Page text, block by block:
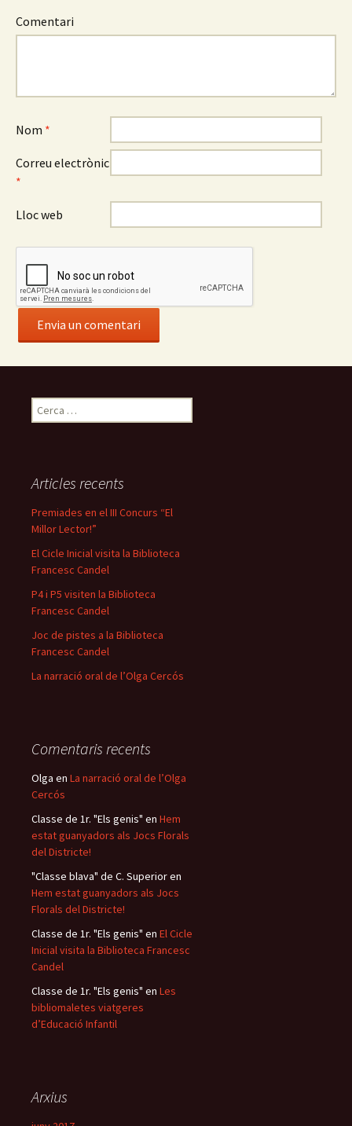
Comentari
Nom *
Correu electrònic
*
Lloc web
e
:Articles recents
Premiades en el III Concurs “El
Millor Lector!”
El Cicle Inicial visita la Biblioteca
Francesc Candel
P4 i P5 visiten la Biblioteca
Francesc Candel
Joc de pistes a la Biblioteca
Francesc Candel
La narració oral de l’Olga Cercós
Comentaris recents
Olga en La narració oral de l’Olga
Cercós
Classe de 1r. "Els genis" en Hem
estat guanyadors als Jocs Florals
del Districte!
"Classe blava" de C. Superioren
Hem estat guanyadors als Jocs
Florals del Districte!
Classe de 1r. "Els genis" en El Cicle
Inicial visita la Biblioteca Francesc
Candel
Classe de 1r. "Els genis" en Les
bibliomaletes viatgeres
d’Educació Infantil
Arxius